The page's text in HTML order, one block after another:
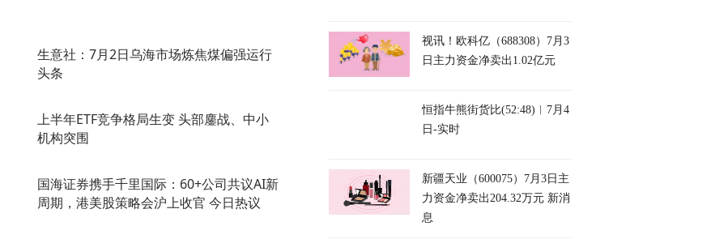
生意社：7月2日乌海市场炼焦煤偏强运行
头条
上半年ETF竞争格局生变 头部鏖战、中小
机构突围
国海证券携手千里国际：60+公司共议AI新
周期，港美股策略会沪上收官 今日热议
视讯！欧科亿（688308）7月3
日主力资金净卖出1.02亿元
恒指牛熊街货比(52:48)︱7月4
日-实时
新疆天业（600075）7月3日主
力资金净卖出204.32万元 新消
息